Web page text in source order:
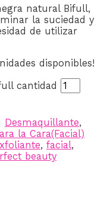
natural Bifull,
la suciedad y
de utilizar
disponibles!
cantidad
Desmaquillante,
la Cara(Facial)
, facial,
beauty